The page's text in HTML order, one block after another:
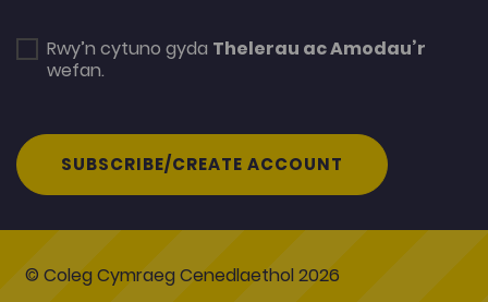
Rwy’n cytuno gyda Thelerau ac Amodau’r
wefan.
SUBSCRIBE/CREATE ACCOUNT
© Coleg Cymraeg Cenedlaethol 2026